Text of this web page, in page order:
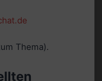
Thema).